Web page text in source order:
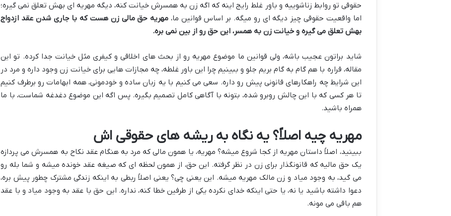
حقوقی تو روابط زناشوییه و باور غلط رایج اینه که اگه زن به همسرش خیانت کنه، دیگه مهریه ای بهش تعلق نمی گیره؛
اما واقعیت حقوقی چیز دیگه ای رو میگه. بر اساس قوانین ما، مهریه حق مالی زن هست که با جاری شدن عقد ازدواج
بهش تعلق می گیره و خیانت زن به همسر، این حق رو از بین نمی بره.
شاید براتون عجیب باشه، ولی قوانین ما موضوع مهریه رو از بحث های اخلاقی و کیفری مثل خیانت جدا کرده. تو این
مقاله، قراره با هم گام به گام بریم جلو و ببینیم چرا این باور غلطه، چه مجازات هایی برای خیانت زن وجود داره و مرد در
این شرایط چه راهکارهای قانونی پیش رو داره. سعی می کنیم با یه زبان ساده و خودمونی، همه ابهامات رو برطرف کنیم
تا هر کسی که با این چالش روبرو شده، بتونه با آگاهی کامل تصمیم بگیره. پس اگه این موضوع دغدغه شماست، با ما
همراه باشید.
مهریه چیه اصلاً؟ یه نگاه به ریشه های حقوقی اش
ببینید، اصلاً داستان مهریه از کجا شروع میشه؟ مهریه، یا همون مالی که مرد به هنگام عقد نکاح به همسرش می پردازه
یک حق مالیه که قانونگذار برای زن در نظر گرفته. این حق، از همون لحظه ای که صیغه عقد خونده میشه و شما بله رو
می گید، به وجود میاد و زن مالک مهریه میشه. این یعنی چی؟ یعنی اصلاً ربطی به اینکه زندگی مشترک چطور پیش بره،
دعوا داشته باشید یا نه، یا حتی اینکه خدای نکرده یکی از طرفین خطا کنه، نداره. این حق با عقد به وجود میاد و با عقد
هم باقی می مونه.